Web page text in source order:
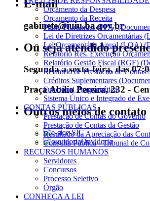
E-mail
gabinete@iuiu.ba.gov.br
Ou seja atendido
Segunda a sexta-feira, das
Praça Abílio Pereira, 232 -
Outros meios de contato
e-SIC
Ouvidoria
Orçamento da Despesa
Orçamento da Receita
Plano Plurianual (PPA)
Lei de Diretrizes Orçamentárias
Lei Orçamentária Anual (LOA)
Relatório Res. Execução
Relatório Gestão Fiscal (RGF)
Relatorio de Prestacao de Contas
Créditos Suplementares
Funcional Programática
Sistema Único e Integrado de
CONTAS PÚBLICAS
Prestação de Contas do Governo
Prestação de Contas da Gestão
Resultado da Apreciação das
Consulta Pública - Tribunal de
RECURSOS HUMANOS
Servidores
Concursos
Processo Seletivo
Órgão
CONHEÇA A LEI